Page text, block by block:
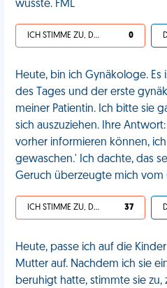
wusste. FML
ICH STIMME ZU, DEIN LEBEN IST SCHEISSE 0
Heute, bin ich Gynäkologe. Es
des Tages und der erste
meiner Patientin. Ich bitte sie
sich auszuziehen. Ihre
vorher informieren können,
gewaschen.' Ich dachte, das
Geruch überzeugte mich vom
ICH STIMME ZU, DEIN LEBEN IST SCHEISSE 37
Heute, passe ich auf die
Mutter auf. Nachdem ich sie
beruhigt hatte, stimmte sie zu,